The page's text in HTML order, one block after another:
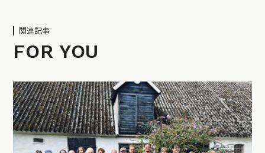
関連記事
FOR YOU